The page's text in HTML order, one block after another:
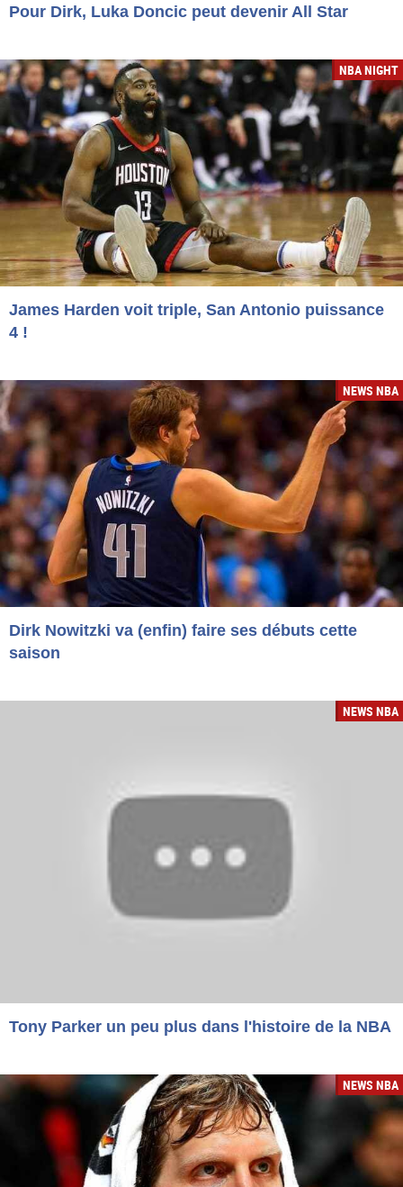
Pour Dirk, Luka Doncic peut devenir All Star
NBA NIGHT
James Harden voit triple, San Antonio puissance
4 !
NEWS NBA
Dirk Nowitzki va (enfin) faire ses débuts cette
saison
NEWS NBA
Tony Parker un peu plus dans l'histoire de la NBA
NEWS NBA